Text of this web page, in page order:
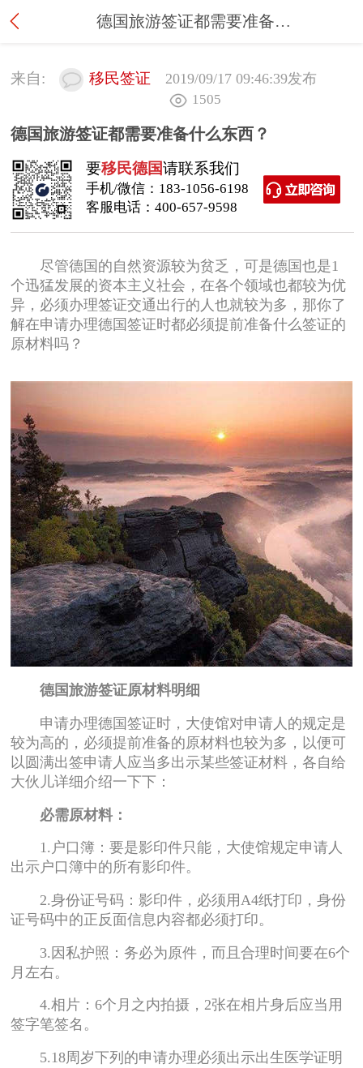
德国旅游签证都需要准备什么东西？
来自: 移民签证 2019/09/17 09:46:39发布
1505
德国旅游签证都需要准备什么东西？
要移民德国请联系我们
手机/微信： 183-1056-6198
客服电话： 400-657-9598
尽管德国的自然资源较为贫乏，可是德国也是1
个迅猛发展的资本主义社会，在各个领域也都较为优
异，必须办理签证交通出行的人也就较为多，那你了
解在申请办理德国签证时都必须提前准备什么签证的
原材料吗？
德国旅游签证原材料明细
申请办理德国签证时，大使馆对申请人的规定是
较为高的，必须提前准备的原材料也较为多，以便可
以圆满出签申请人应当多出示某些签证材料，各自给
大伙儿详细介绍一下下：
必需原材料：
1.户口簿：要是影印件只能，大使馆规定申请人
出示户口簿中的所有影印件。
2.身份证号码：影印件，必须用A4纸打印，身份
证号码中的正反面信息内容都必须打印。
3.因私护照：务必为原件，而且合理时间要在6个
月左右。
4.相片：6个月之内拍摄，2张在相片身后应当用
签字笔签名。
5.18周岁下列的申请办理必须出示出生医学证明